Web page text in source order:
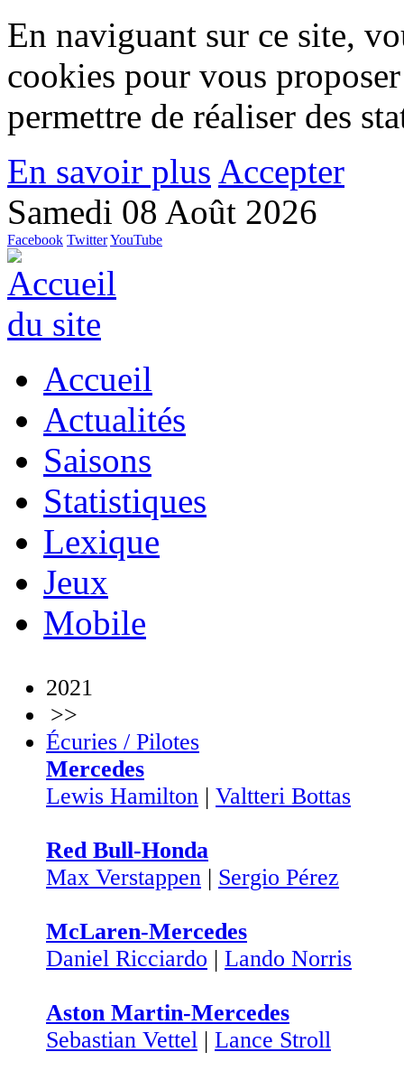
En naviguant sur ce site,
cookies pour vous
permettre de réaliser des
En savoir plus Accepter
Samedi 08 Août 2026
Facebook TwitterYouTube
Accueil
Actualités
Saisons
Statistiques
Lexique
Jeux
Mobile
2021
>>
Écuries / Pilotes
Mercedes
Lewis Hamilton | Valtteri Bottas
Red Bull-Honda
Max Verstappen | Sergio Pérez
McLaren-Mercedes
Daniel Ricciardo | Lando Norris
Aston Martin-Mercedes
Sebastian Vettel | Lance Stroll